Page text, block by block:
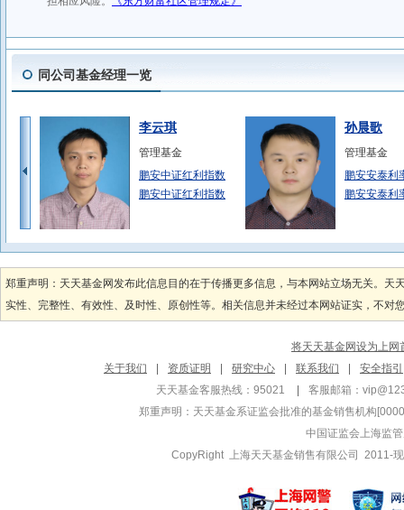
同公司基金经理一览
李云琪
管理基金
鹏安中证红利指数
鹏安中证红利指数
孙晨歌
管理基金
鹏安安泰利
鹏安安泰利
花洁
管理基金
鹏安核心科技混合
鹏安核心科技混合
郑小凡
管理基金
鹏安中证红
鹏安中证红
郑重声明：天天基金网发布此信息目的在于传播更多信息，与本网站立场无关。
实性、完整性、有效性、及时性、原创性等。相关信息并未经过本网站证实，不
将天天基金网设为上网
关于我们
资质证明 研究中心 联系我们
安全指引
天天基金客服热线：95021
客服邮箱：
郑重声明： 天天基金系证监会批准的基金销售机构
中国证监会上海监
CopyRight 上海天天基金销售有限公司 2011-